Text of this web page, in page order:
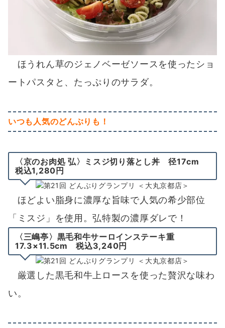
ほうれん草のジェノベーゼソースを使ったショ
ートパスタと、たっぷりのサラダ。
いつも人気のどんぶりも！
〈京のお肉処 弘〉ミスジ切り落とし丼 径17cm
税込1,280円
ほどよい脂身に濃厚な旨味で人気の希少部位
「ミスジ」を使用。弘特製の濃厚ダレで！
〈三嶋亭〉黒毛和牛サーロインステーキ重
17.3×11.5cm 税込3,240円
厳選した黒毛和牛上ロースを使った贅沢な味わ
い。